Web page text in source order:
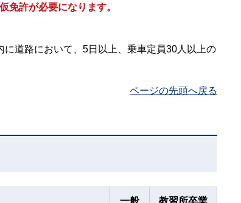
免許が必要になります。
道路において、5日以上、乗車定員30人以上の
ページの先頭へ戻る